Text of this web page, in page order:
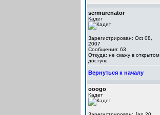
sermurenator
Кадет
Зарегистрирован: Oct 08,
2007
Сообщения: 63
Откуда: не скажу в открытом
доступе
Вернуться к началу
ooogo
Кадет